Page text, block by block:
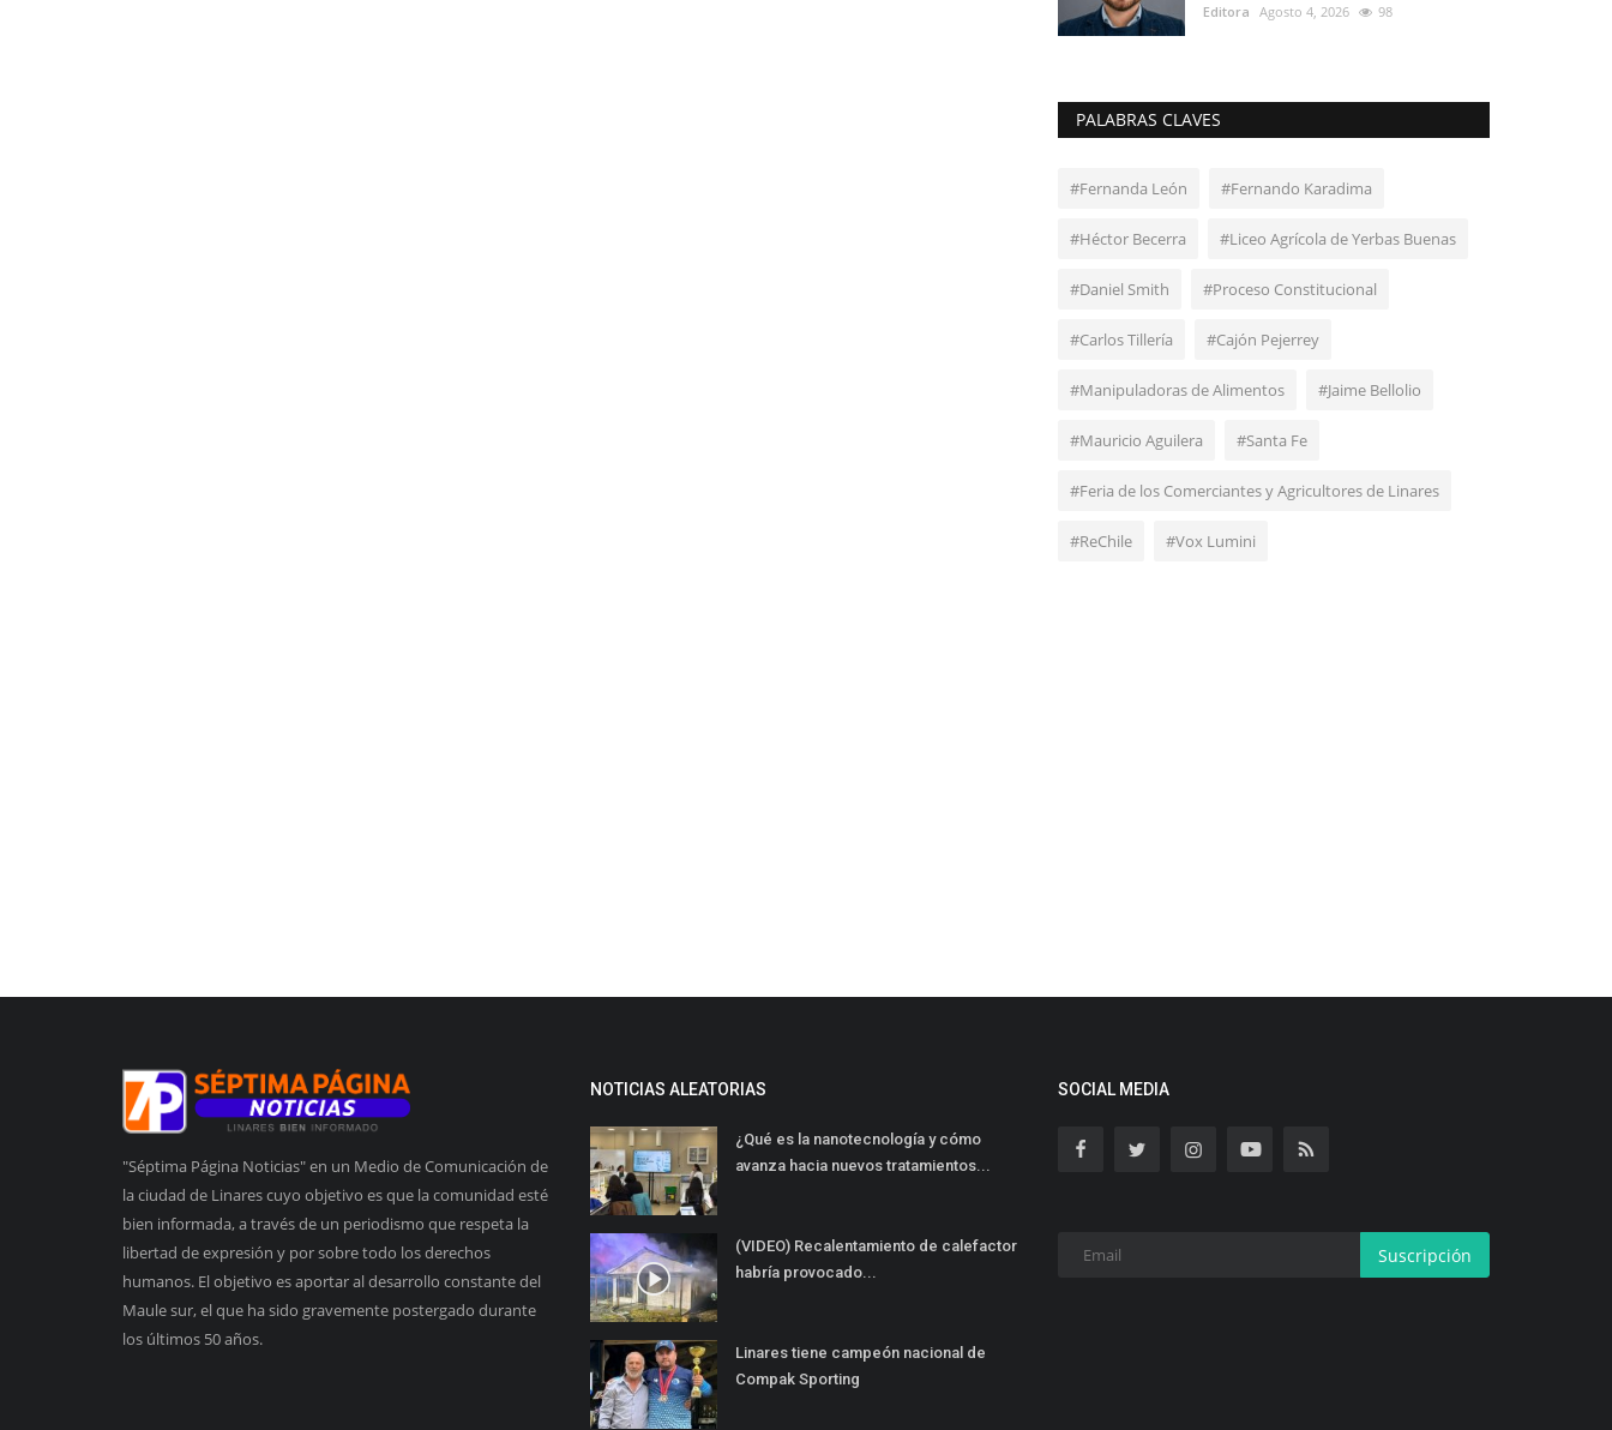
Editora Agosto 4, 2026 98
PALABRAS CLAVES
#Fernanda León #Fernando Karadima
#Héctor Becerra #Liceo Agrícola de Yerbas Buenas
#Daniel Smith #Proceso Constitucional
#Carlos Tillería #Cajón Pejerrey
#Manipuladoras de Alimentos #Jaime Bellolio
#Mauricio Aguilera #Santa Fe
#Feria de los Comerciantes y Agricultores de Linares
#ReChile #Vox Lumini
"Séptima Página Noticias" en un Medio de Comunicación de
la ciudad de Linares cuyo objetivo es que la comunidad esté
bien informada, a través de un periodismo que respeta la
libertad de expresión y por sobre todo los derechos
humanos. El objetivo es aportar al desarrollo constante del
Maule sur, el que ha sido gravemente postergado durante
los últimos 50 años.
NOTICIAS ALEATORIAS
¿Qué es la nanotecnología y cómo
avanza hacia nuevos tratamientos...
(VIDEO) Recalentamiento de calefactor
habría provocado...
Linares tiene campeón nacional de
Compak Sporting
SOCIAL MEDIA
Suscripción